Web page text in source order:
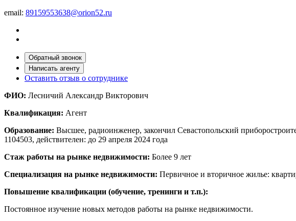
email: 89159553638@orion52.ru
Обратный звонок
Написать агенту
Оставить отзыв о сотруднике
ФИО: Лесничий Александр Викторович
Квалификация: Агент
Образование: Высшее, радиоинженер, закончил Севастопольский
1104503, действителен: до 29 апреля 2024 года
Стаж работы на рынке недвижимости: Более 9 лет
Специализация на рынке недвижимости: Первичное и вторичное жилье:
Повышение квалификации (обучение, тренинги и т.п.):
Постоянное изучение новых методов работы на рынке недвижимости.